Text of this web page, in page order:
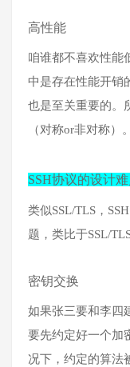
高性能
咱谁都不喜欢性能
中是存在性能开销
也是至关重要的。
（对称or非对称）。
SSH协议的设计
类似SSL/TLS，
题，类比于SSL/
密钥交换
如果张三要和李四
要先约定好一个加
况下，约定的算法